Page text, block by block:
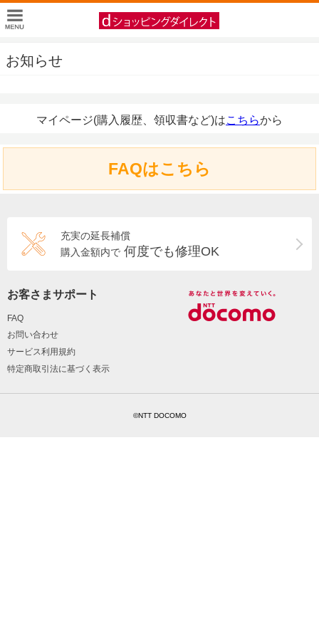
お知らせ
マイページ(購入履歴、領収書など)はこちらから
FAQはこちら
充実の延長補償
購入金額内で 何度でも修理OK
お客さまサポート
FAQ
お問い合わせ
サービス利用規約
特定商取引法に基づく表示
©NTT DOCOMO